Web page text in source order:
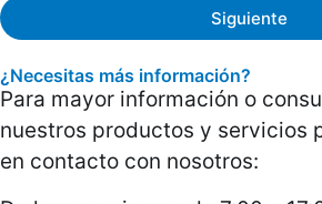
Siguiente
¿Necesitas más información?
Para mayor información o
nuestros productos y servicios
en contacto con nosotros: